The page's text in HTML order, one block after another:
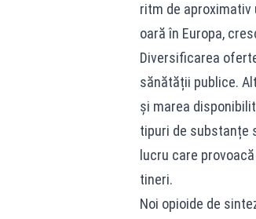
ritm de aproximativ
oară în Europa,
Diversificarea
sănătății publice.
și marea
tipuri de substanțe
lucru care
tineri.
Noi opioide de